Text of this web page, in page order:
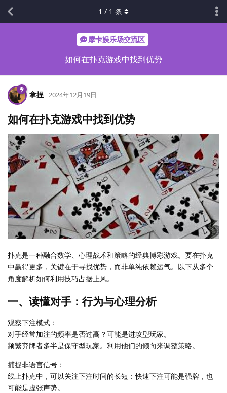
摩卡娱乐场交流区
如何在扑克游戏中找到优势
1 / 1 条
拿捏 2024年12月19日
如何在扑克游戏中找到优势
扑克是一种融合数学、心理战术和策略的经典博彩游戏。要在扑克
中赢得更多，关键在于寻找优势，而非单纯依赖运气。以下从多个
角度解析如何利用技巧占据上风。
一、读懂对手：行为与心理分析
观察下注模式：
对手经常加注的频率是否过高？可能是进攻型玩家。
频繁弃牌者多半是保守型玩家。利用他们的倾向来调整策略。
捕捉非语言信号：
线上扑克中，可以关注下注时间的长短：快速下注可能是强牌，也
可能是虚张声势。